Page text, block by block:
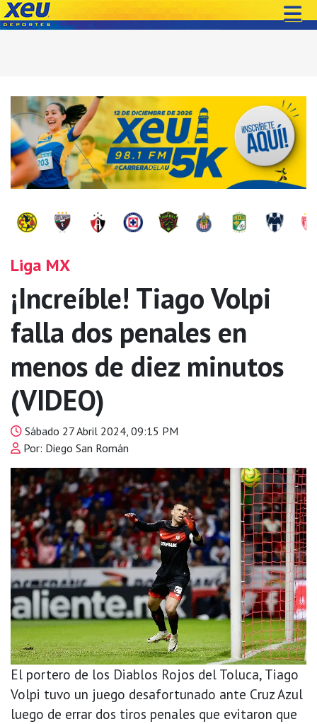
Liga MX
¡Increíble! Tiago Volpi
falla dos penales en
menos de diez minutos
(VIDEO)
Sábado 27 Abril 2024, 09:15 PM
Por: Diego San Román
El portero de los Diablos Rojos del Toluca, Tiago
Volpi tuvo un juego desafortunado ante Cruz Azul
luego de errar dos tiros penales que evitaron que